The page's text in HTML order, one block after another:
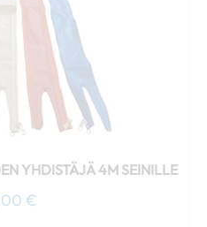
YHDISTÄJÄ 4M SEINILLE
€
tehdä
valinnat
tuotteen
sivulla.